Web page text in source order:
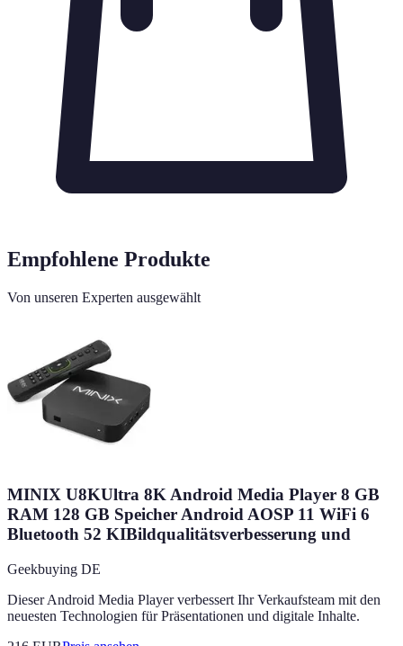
Empfohlene Produkte
Von unseren Experten ausgewählt
MINIX U8KUltra 8K Android Media Player 8 GB
RAM 128 GB Speicher Android AOSP 11 WiFi 6
Bluetooth 52 KIBildqualitätsverbesserung und
Geekbuying DE
Dieser Android Media Player verbessert Ihr Verkaufsteam mit den
neuesten Technologien für Präsentationen und digitale Inhalte.